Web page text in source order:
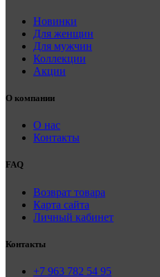
Новинки
Для женщин
Для мужчин
Коллекции
Акции
О компании
О нас
Контакты
FAQ
Возврат товара
Карта сайта
Личный кабинет
Контакты
+7 963 782 54 95